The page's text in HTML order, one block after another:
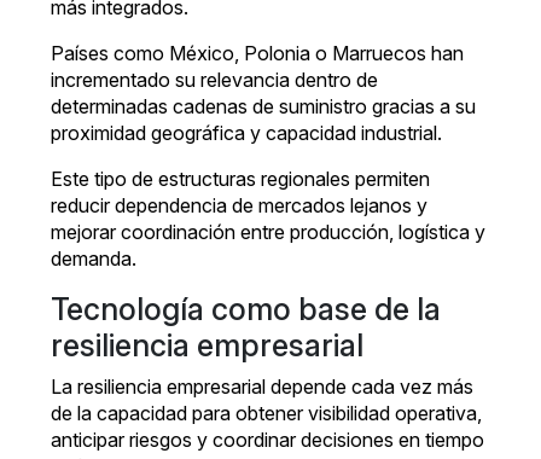
más integrados.
Países como México, Polonia o Marruecos han
incrementado su relevancia dentro de
determinadas cadenas de suministro gracias a su
proximidad geográfica y capacidad industrial.
Este tipo de estructuras regionales permiten
reducir dependencia de mercados lejanos y
mejorar coordinación entre producción, logística y
demanda.
Tecnología como base de la
resiliencia empresarial
La resiliencia empresarial depende cada vez más
de la capacidad para obtener visibilidad operativa,
anticipar riesgos y coordinar decisiones en tiempo